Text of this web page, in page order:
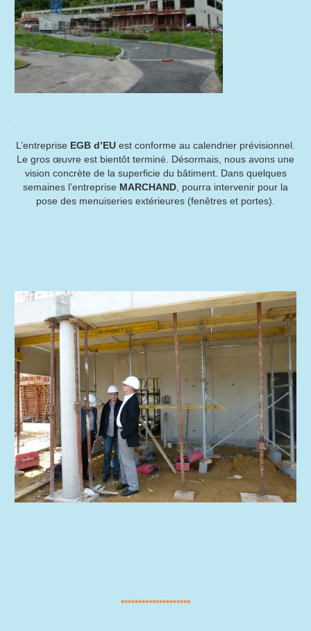
L’entreprise EGB d’EU est conforme au calendrier prévisionnel.
Le gros œuvre est bientôt terminé. Désormais, nous avons une
vision concrète de la superficie du bâtiment. Dans quelques
semaines l’entreprise MARCHAND , pourra intervenir pour la
pose des menuiseries extérieures (fenêtres et portes).
********************